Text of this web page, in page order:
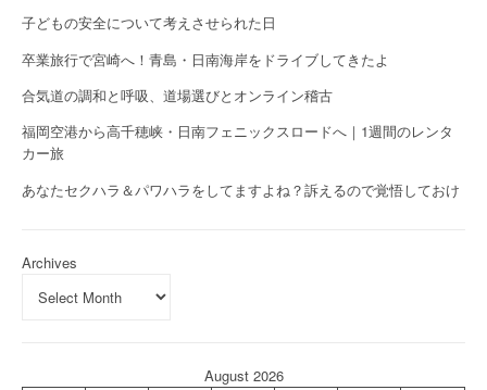
子どもの安全について考えさせられた日
卒業旅行で宮崎へ！青島・日南海岸をドライブしてきたよ
合気道の調和と呼吸、道場選びとオンライン稽古
福岡空港から高千穂峡・日南フェニックスロードへ｜1週間のレンタ
カー旅
あなたセクハラ＆パワハラをしてますよね？訴えるので覚悟しておけ
Archives
August 2026